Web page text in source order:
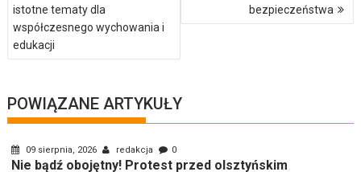
istotne tematy dla
współczesnego wychowania i
edukacji
bezpieczeństwa
POWIĄZANE ARTYKUŁY
09 sierpnia, 2026 redakcja 0
Nie bądź obojętny! Protest przed olsztyńskim